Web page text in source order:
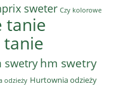
sweter Czy kolorowe
tanie
tanie
swetry hm swetry
odzieży Hurtownia odzieży